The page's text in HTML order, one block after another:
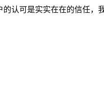
的认可是实实在在的信任，